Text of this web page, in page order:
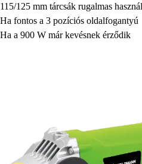
115/125 mm tárcsák rugalmas
Ha fontos a 3 pozíciós oldalfogantyú
Ha a 900 W már kevésnek érződik